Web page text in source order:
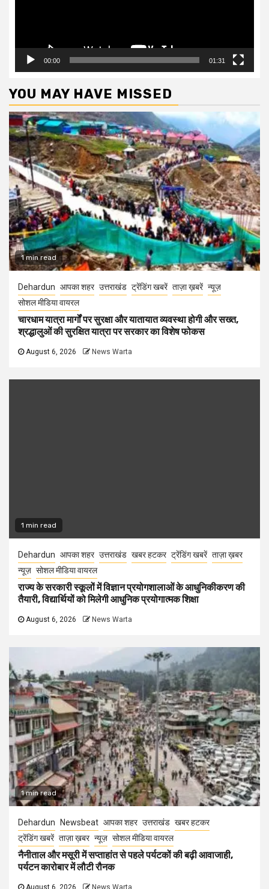
00:00 01:31
YOU MAY HAVE MISSED
1 min read
Dehardun आपका शहर उत्तराखंड ट्रेंडिंग खबरें ताज़ा ख़बरें न्यूज़
सोशल मीडिया वायरल
चारधाम यात्रा मार्गों पर सुरक्षा और यातायात व्यवस्था होगी और सख्त,
श्रद्धालुओं की सुरक्षित यात्रा पर सरकार का विशेष फोकस
August 6, 2026 News Warta
1 min read
Dehardun आपका शहर उत्तराखंड खबर हटकर ट्रेंडिंग खबरें ताज़ा ख़बर
न्यूज़ सोशल मीडिया वायरल
राज्य के सरकारी स्कूलों में विज्ञान प्रयोगशालाओं के आधुनिकीकरण की
तैयारी, विद्यार्थियों को मिलेगी आधुनिक प्रयोगात्मक शिक्षा
August 6, 2026 News Warta
1 min read
Dehardun Newsbeat आपका शहर उत्तराखंड खबर हटकर
ट्रेंडिंग खबरें ताज़ा ख़बर न्यूज़ सोशल मीडिया वायरल
नैनीताल और मसूरी में सप्ताहांत से पहले पर्यटकों की बढ़ी आवाजाही,
पर्यटन कारोबार में लौटी रौनक
August 6, 2026 News Warta